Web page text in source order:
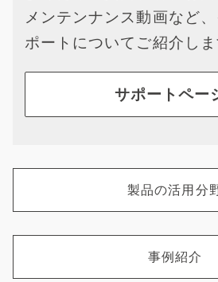
メンテンナンス動画など
ポートについてご紹介しま
サポートペー
製品の活用分
事例紹介